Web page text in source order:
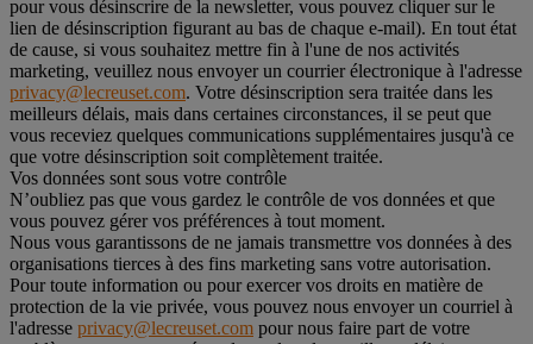
pour vous désinscrire de la newsletter, vous pouvez cliquer sur le
lien de désinscription figurant au bas de chaque e-mail). En tout état
de cause, si vous souhaitez mettre fin à l'une de nos activités
marketing, veuillez nous envoyer un courrier électronique à l'adresse
privacy@lecreuset.com. Votre désinscription sera traitée dans les
meilleurs délais, mais dans certaines circonstances, il se peut que
vous receviez quelques communications supplémentaires jusqu'à ce
que votre désinscription soit complètement traitée.
Vos données sont sous votre contrôle
N’oubliez pas que vous gardez le contrôle de vos données et que
vous pouvez gérer vos préférences à tout moment.
Nous vous garantissons de ne jamais transmettre vos données à des
organisations tierces à des fins marketing sans votre autorisation.
Pour toute information ou pour exercer vos droits en matière de
protection de la vie privée, vous pouvez nous envoyer un courriel à
l'adresse privacy@lecreuset.com pour nous faire part de votre